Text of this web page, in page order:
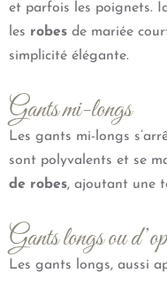
et parfois les poignets.
les robes de mariée
simplicité élégante.
Gants mi-longs
Les gants mi-longs
sont polyvalents et se
de robes, ajoutant une
Gants longs ou
Les gants longs, aussi